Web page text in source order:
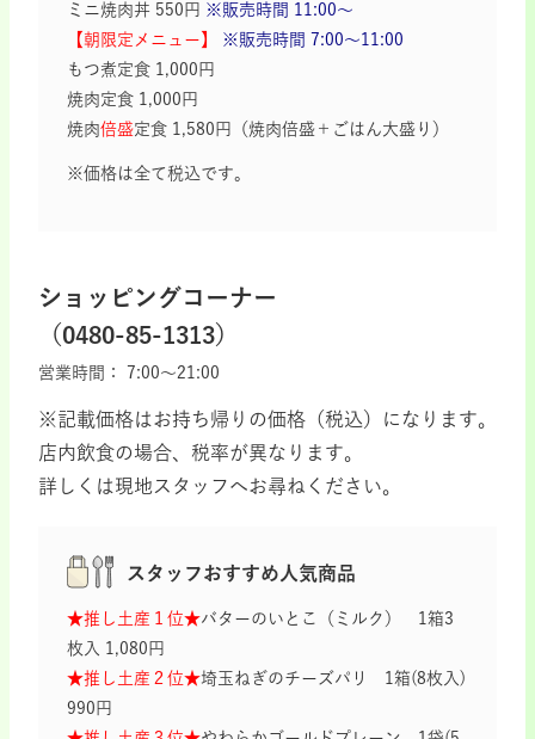
ミニ焼肉丼 550円 ※販売時間 11:00～
【朝限定メニュー】
※販売時間 7:00～11:00
もつ煮定食 1,000円
焼肉定食 1,000円
焼肉倍盛定食 1,580円（焼肉倍盛＋ごはん大盛り）
※価格は全て税込です。
ショッピングコーナー
（0480-85-1313）
営業時間： 7:00～21:00
※記載価格はお持ち帰りの価格（税込）になります。
店内飲食の場合、税率が異なります。
詳しくは現地スタッフへお尋ねください。
スタッフおすすめ人気商品
★推し土産１位★バターのいとこ（ミルク） 1箱3
枚入 1,080円
★推し土産２位★埼玉ねぎのチーズパリ 1箱(8枚入)
990円